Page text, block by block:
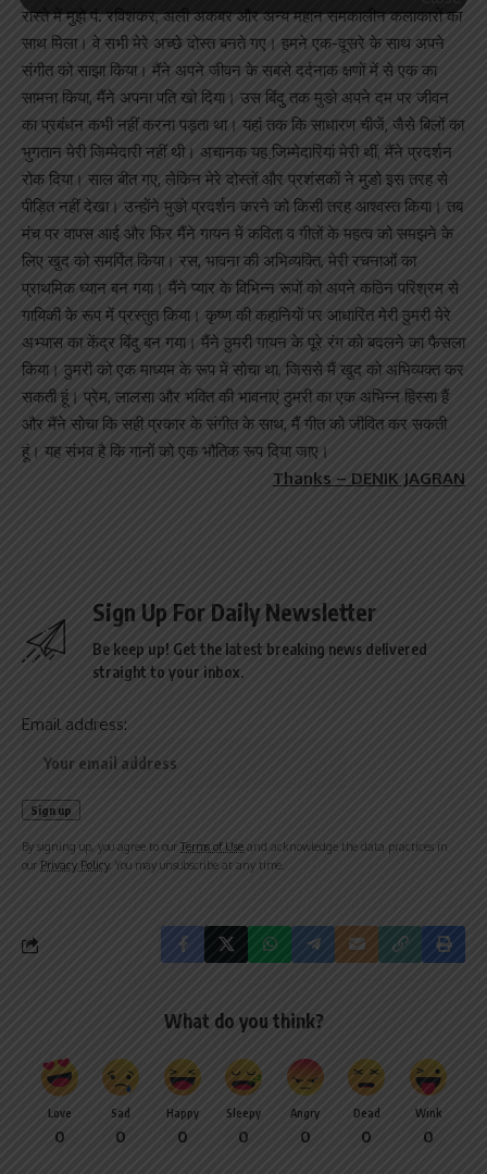
रास्ते में मुझे पं. रविशंकर, अली अकबर और अन्य महान समकालीन कलाकारों का
साथ मिला। वे सभी मेरे अच्छे दोस्त बनते गए। हमने एक-दूसरे के साथ अपने
संगीत को साझा किया। मैंने अपने जीवन के सबसे दर्दनाक क्षणों में से एक का
सामना किया, मैंने अपना पति खो दिया। उस बिंदु तक मुङो अपने दम पर जीवन
का प्रबंधन कभी नहीं करना पड़ता था। यहां तक कि साधारण चीजें, जैसे बिलों का
भुगतान मेरी जिम्मेदारी नहीं थी। अचानक यह जि़म्मेदारियां मेरी थीं, मैंने प्रदर्शन
रोक दिया। साल बीत गए, लेकिन मेरे दोस्तों और प्रशंसकों ने मुङो इस तरह से
पीड़ित नहीं देखा। उन्होंने मुङो प्रदर्शन करने को किसी तरह आश्वस्त किया। तब
मंच पर वापस आई और फिर मैंने गायन में कविता व गीतों के महत्व को समझने के
लिए खुद को समर्पित किया। रस, भावना की अभिव्यक्ति, मेरी रचनाओं का
प्राथमिक ध्यान बन गया। मैंने प्यार के विभिन्न रूपों को अपने कठिन परिश्रम से
गायिकी के रूप में प्रस्तुत किया। कृष्ण की कहानियों पर आधारित मेरी ठुमरी मेरे
अभ्यास का केंद्र बिंदु बन गया। मैंने ठुमरी गायन के पूरे रंग को बदलने का फैसला
किया। ठुमरी को एक माध्यम के रूप में सोचा था, जिससे मैं खुद को अभिव्यक्त कर
सकती हूं। प्रेम, लालसा और भक्ति की भावनाएं ठुमरी का एक अभिन्न हिस्सा हैं
और मैंने सोचा कि सही प्रकार के संगीत के साथ, मैं गीत को जीवित कर सकती
हूं। यह संभव है कि गानों को एक भौतिक रूप दिया जाए।
Thanks – DENIK JAGRAN
Sign Up For Daily Newsletter
Be keep up! Get the latest breaking news delivered
straight to your inbox.
Email address:
By signing up, you agree to our Terms of Use and acknowledge the data practices in
our Privacy Policy. You may unsubscribe at any time.
What do you think?
Love
0
Sad
0
Happy
0
Sleepy
0
Angry
0
Dead
0
Wink
0